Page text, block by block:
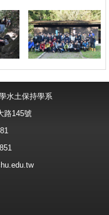
水土保持學系
路145號